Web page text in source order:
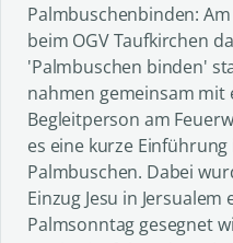
Palmbuschenbinden:
beim OGV Taufkirchen
'Palmbuschen binden'
nahmen gemeinsam mit
Begleitperson am
es eine kurze
Palmbuschen. Dabei
Einzug Jesu in
Palmsonntag gesegnet